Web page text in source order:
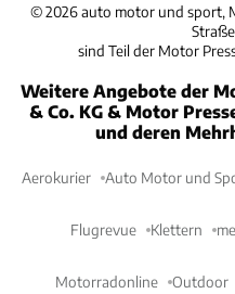
©2026 auto motor und sport,
sind Teil der Motor
Weitere Angebote der
& Co. KG & Motor
und deren
Aerokurier Auto Motor und
Flugrevue Klettern
Motorradonline Outdoor